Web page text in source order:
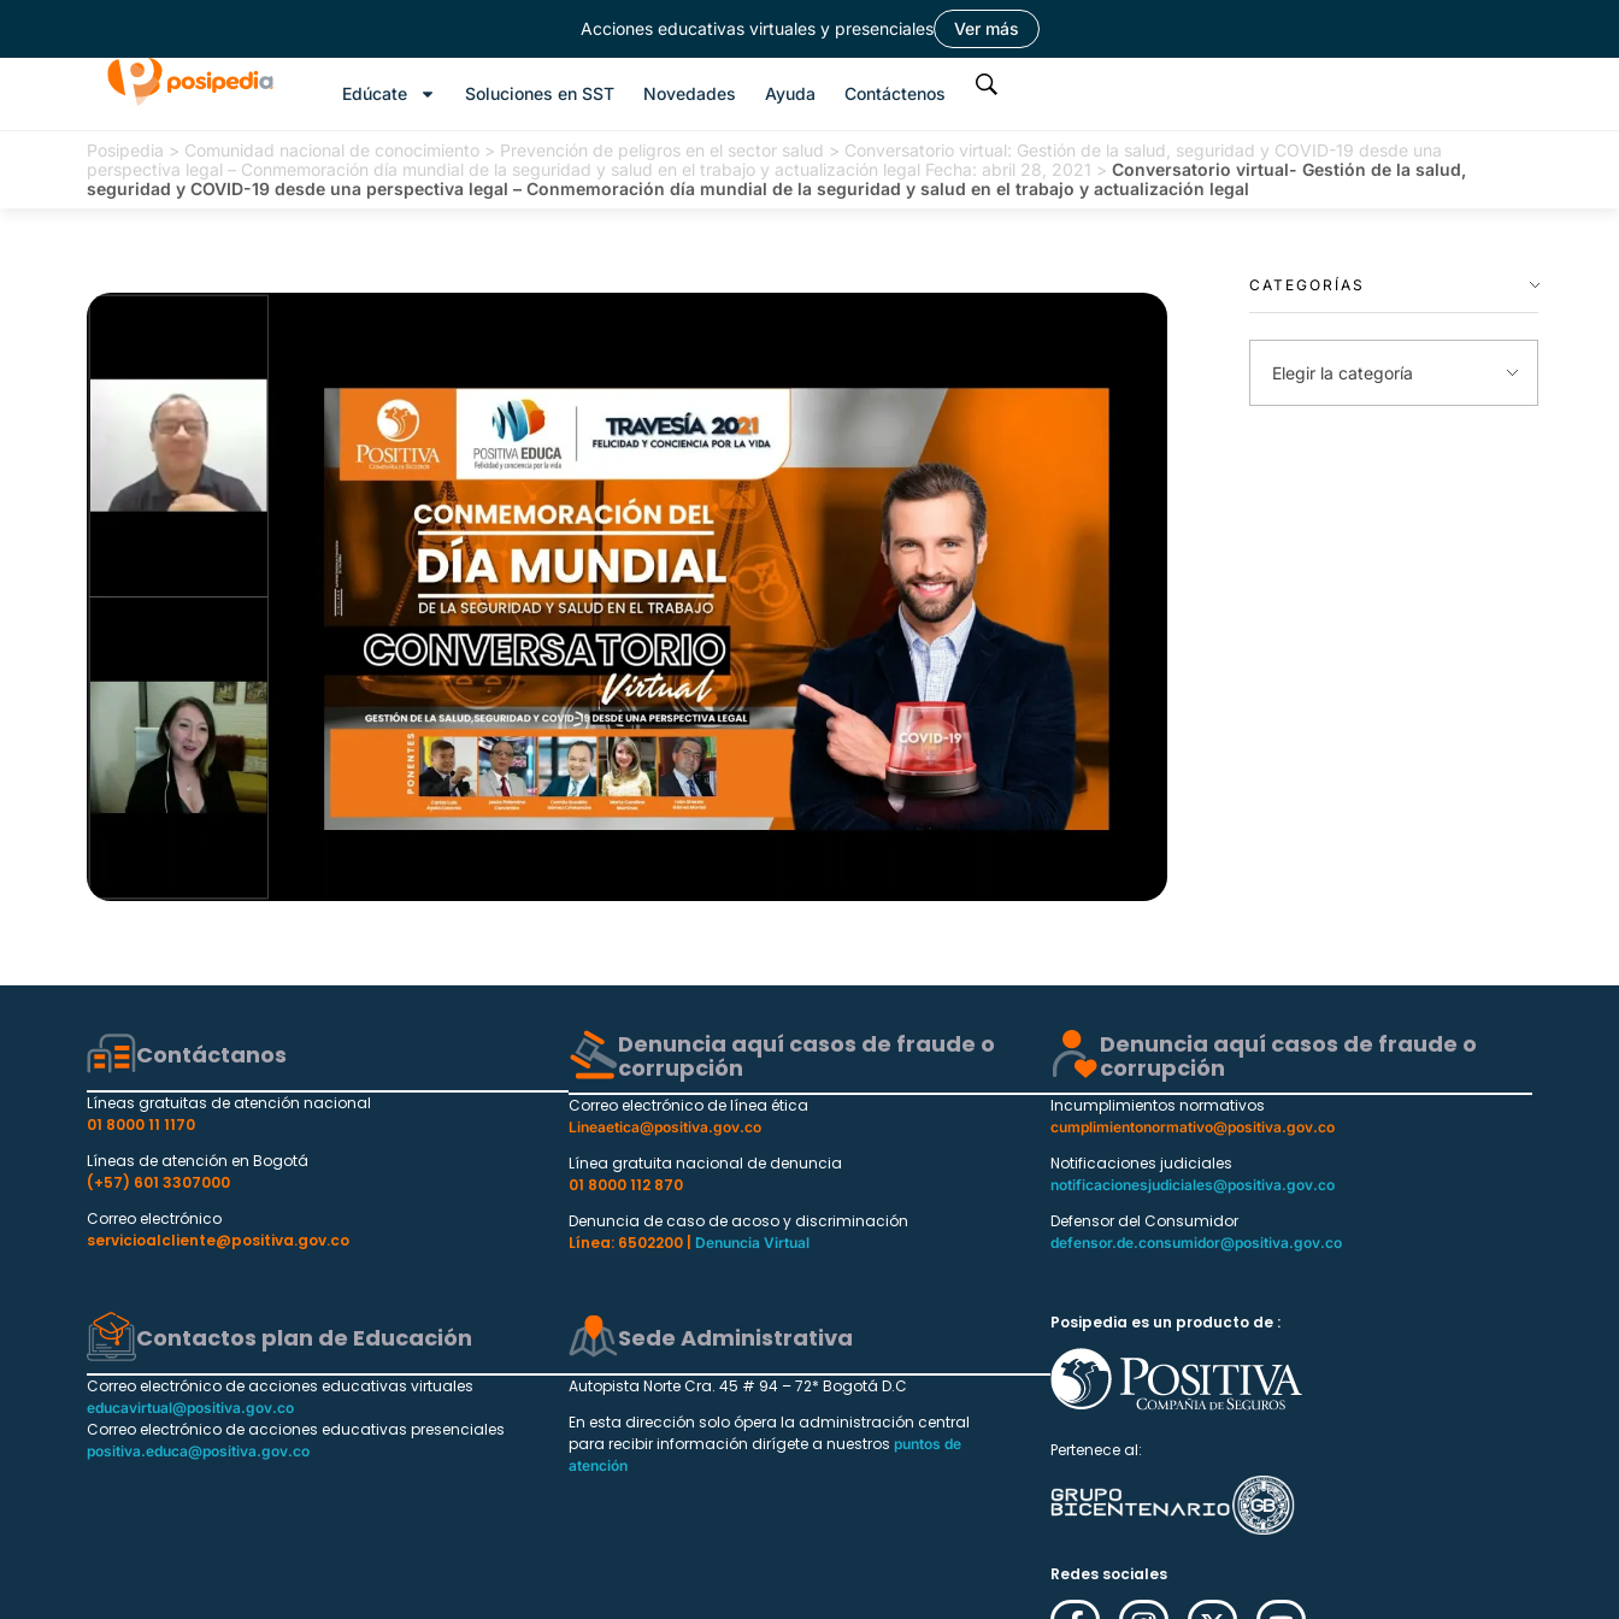
Acciones educativas virtuales y presenciales Ver más
Edúcate Soluciones en SST Novedades Ayuda Contáctenos
Posipedia > Comunidad nacional de conocimiento > Prevención de peligros en el sector salud > Conversatorio virtual: Gestión de la salud, seguridad y COVID-19 desde una
perspectiva legal – Conmemoración día mundial de la seguridad y salud en el trabajo y actualización legal Fecha: abril 28, 2021 > Conversatorio virtual- Gestión de la salud,
seguridad y COVID-19 desde una perspectiva legal – Conmemoración día mundial de la seguridad y salud en el trabajo y actualización legal
CATEGORÍAS
Contáctanos
Líneas gratuitas de atención nacional
01 8000 11 1170
Líneas de atención en Bogotá
(+57) 601 3307000
Correo electrónico
servicioalcliente@positiva.gov.co
Denuncia aquí casos de fraude o
corrupción
Correo electrónico de línea ética
Lineaetica@positiva.gov.co
Línea gratuita nacional de denuncia
01 8000 112 870
Denuncia de caso de acoso y discriminación
Línea: 6502200 |
Denuncia Virtual
Denuncia aquí casos de fraude o
corrupción
Incumplimientos normativos
cumplimientonormativo@positiva.gov.co
Notificaciones judiciales
notificacionesjudiciales@positiva.gov.co
Defensor del Consumidor
defensor.de.consumidor@positiva.gov.co
Contactos plan de Educación
Correo electrónico de acciones educativas virtuales
educavirtual@positiva.gov.co
Correo electrónico de acciones educativas presenciales
positiva.educa@positiva.gov.co
Sede Administrativa
Autopista Norte Cra. 45 # 94 – 72* Bogotá D.C
En esta dirección solo ópera la administración central
para recibir información dirígete a nuestros puntos de
atención
Posipedia es un producto de :
Pertenece al:
Redes sociales